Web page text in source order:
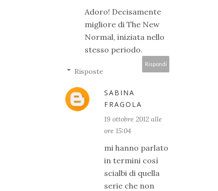
Adoro! Decisamente
migliore di The New
Normal, iniziata nello
stesso periodo.
Rispondi
Risposte
SABINA
FRAGOLA
19 ottobre 2012 alle
ore 15:04
mi hanno parlato
in termini così
scialbi di quella
serie che non